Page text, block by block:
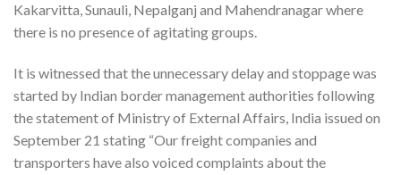
Kakarvitta, Sunauli, Nepalganj and Mahendranagar where
there is no presence of agitating groups.
It is witnessed that the unnecessary delay and stoppage was
started by Indian border management authorities following
the statement of Ministry of External Affairs, India issued on
September 21 stating “Our freight companies and
transporters have also voiced complaints about the